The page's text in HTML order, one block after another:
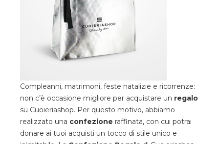
Compleanni, matrimoni, feste natalizie e ricorrenze:
non c’è occasione migliore per acquistare un regalo
su Cuoieriashop. Per questo motivo, abbiamo
realizzato una confezione raffinata, con cui potrai
donare ai tuoi acquisti un tocco di stile unico e